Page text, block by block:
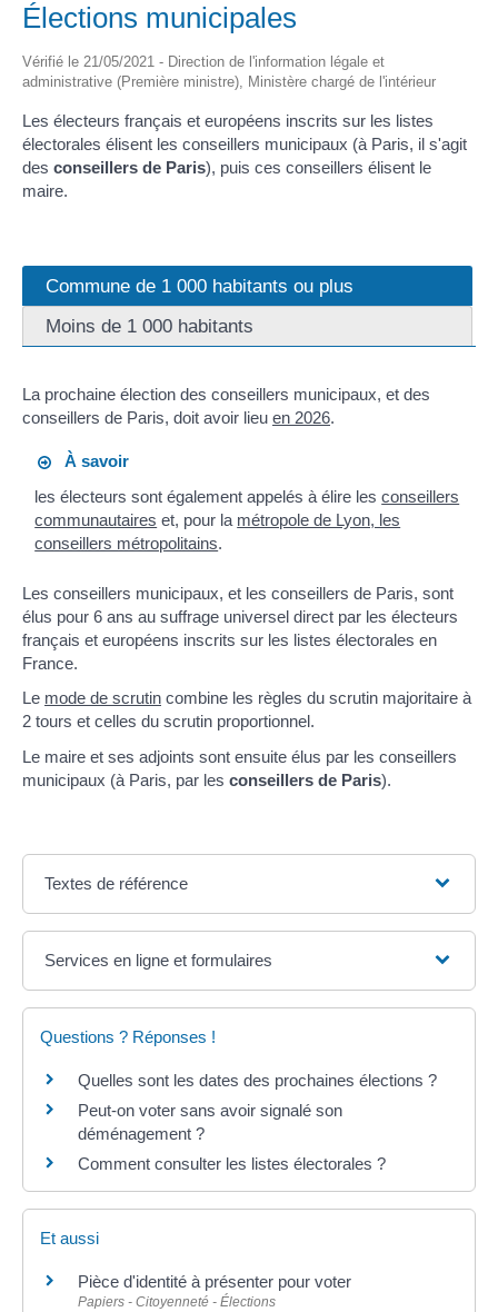
Élections municipales
Vérifié le 21/05/2021 - Direction de l'information légale et
administrative (Première ministre), Ministère chargé de l'intérieur
Les électeurs français et européens inscrits sur les listes
électorales élisent les conseillers municipaux (à Paris, il s'agit
des conseillers de Paris), puis ces conseillers élisent le
maire.
Commune de 1 000 habitants ou plus
Moins de 1 000 habitants
La prochaine élection des conseillers municipaux, et des
conseillers de Paris, doit avoir lieu en 2026.
À savoir
les électeurs sont également appelés à élire lesconseillers
communautaires et, pour la métropole de Lyon, les
conseillers métropolitains.
Les conseillers municipaux, et les conseillers de Paris, sont
élus pour 6 ans au suffrage universel direct par les électeurs
français et européens inscrits sur les listes électorales en
France.
Le mode de scrutin combine les règles du scrutin majoritaire à
2 tours et celles du scrutin proportionnel.
Le maire et ses adjoints sont ensuite élus par les conseillers
municipaux (à Paris, par les conseillers de Paris).
Textes de référence
Services en ligne et formulaires
Questions ? Réponses !
Quelles sont les dates des prochaines élections ?
Peut-on voter sans avoir signalé son
déménagement ?
Comment consulter les listes électorales ?
Et aussi
Pièce d'identité à présenter pour voter
Papiers - Citoyenneté - Élections